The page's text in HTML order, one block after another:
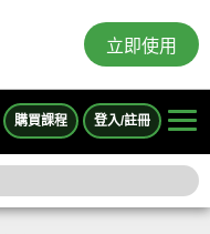
立即使用
購買課程 登入/註冊